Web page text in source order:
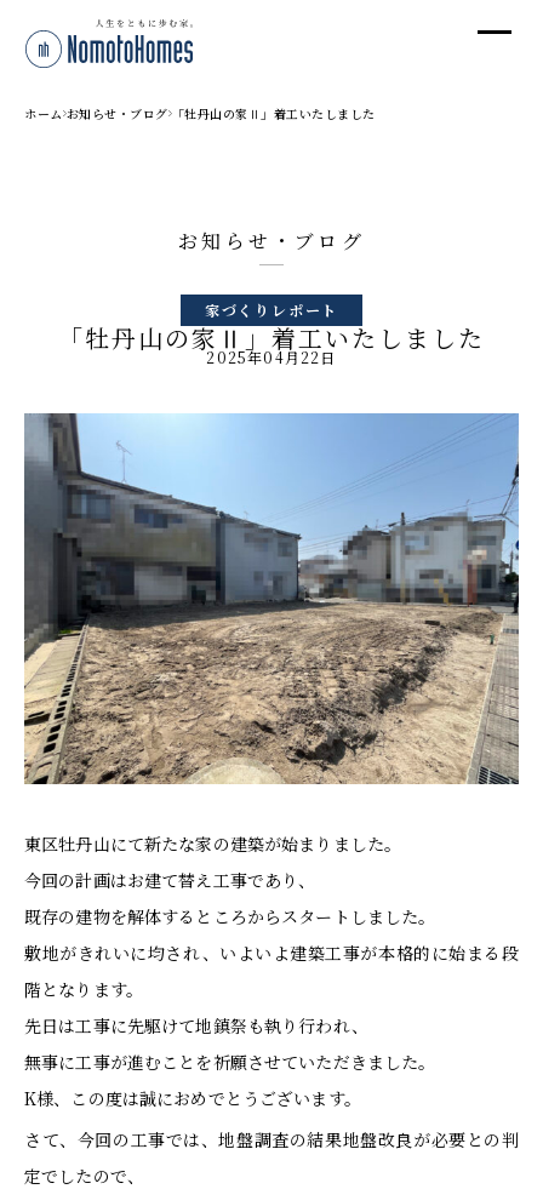
受
ホーム お知らせ・ブログ 「牡丹山の家Ⅱ」着工いたしました
お知らせ・ブログ
家づくりレポート
「牡丹山の家Ⅱ」着工いたしました
2025年04月22日
東区牡丹山にて新たな家の建築が始まりました。
今回の計画はお建て替え工事であり、
既存の建物を解体するところからスタートしました。
敷地がきれいに均され、いよいよ建築工事が本格的に始まる段
階となります。
先日は工事に先駆けて地鎮祭も執り行われ、
無事に工事が進むことを祈願させていただきました。
K様、この度は誠におめでとうございます。
さて、今回の工事では、地盤調査の結果地盤改良が必要との判
定でしたので、